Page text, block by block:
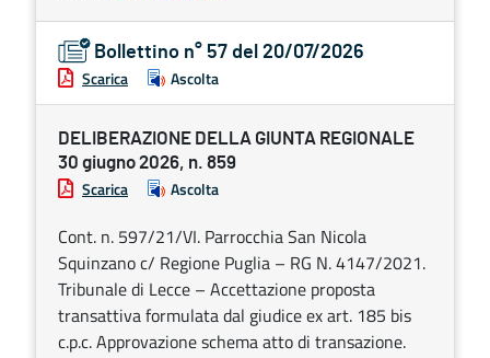
Bollettino n° 57 del 20/07/2026
Scarica Ascolta
DELIBERAZIONE DELLA GIUNTA REGIONALE
30 giugno 2026, n. 859
Scarica Ascolta
Cont. n. 597/21/VI. Parrocchia San Nicola
Squinzano c/ Regione Puglia – RG N. 4147/2021.
Tribunale di Lecce – Accettazione proposta
transattiva formulata dal giudice ex art. 185 bis
c.p.c. Approvazione schema atto di transazione.